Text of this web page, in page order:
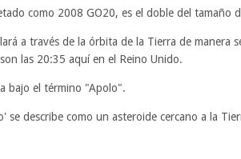
como 2008 GO20, es el doble del tamaño
a través de la órbita de la Tierra de manera
las 20:35 aquí en el Reino Unido.
bajo el término "Apolo".
se describe como un asteroide cercano a la